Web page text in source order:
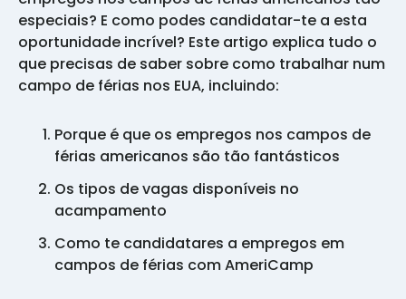
especiais? E como podes candidatar-te a esta
oportunidade incrível? Este artigo explica tudo o
que precisas de saber sobre como trabalhar num
campo de férias nos EUA, incluindo:
Porque é que os empregos nos campos de
férias americanos são tão fantásticos
Os tipos de vagas disponíveis no
acampamento
Como te candidatares a empregos em
campos de férias com AmeriCamp